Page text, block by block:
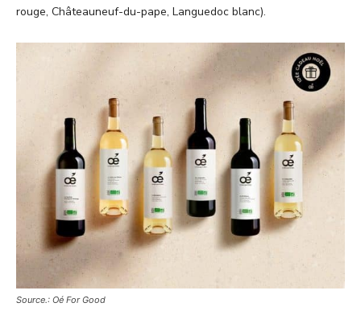
rouge, Châteauneuf-du-pape, Languedoc blanc).
Source.: Oé For Good